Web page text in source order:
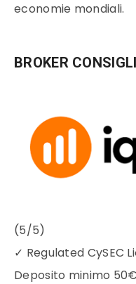
economie mondiali.
BROKER
(5/5)
✓ Regulated CySEC
Deposito minimo 50€